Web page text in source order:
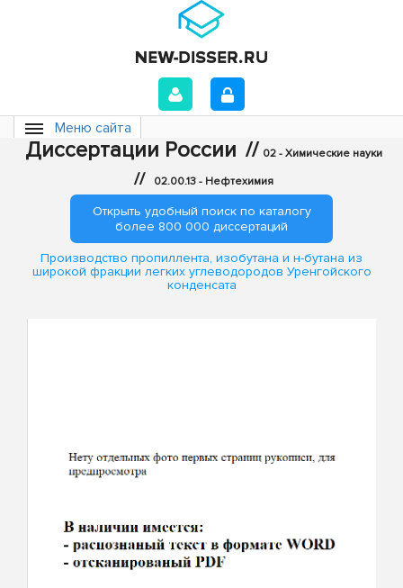
Меню сайта
Диссертации России // 02 - Химические науки
// 02.00.13 - Нефтехимия
Открыть удобный поиск по каталогу
более 800 000 диссертаций
Производство пропиллента, изобутана и н-бутана из
широкой фракции легких углеводородов Уренгойского
конденсата